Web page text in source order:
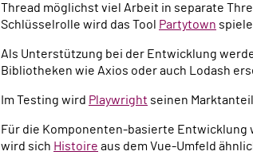
Thread möglichst viel Arbeit in separate
Schlüsselrolle wird das Tool Partytown
Als Unterstützung bei der Entwicklung
Bibliotheken wie Axios oder auch Lodash
Im Testing wird Playwright seinen
Für die Komponenten-basierte Entwicklung
wird sich Histoire aus dem Vue-Umfeld